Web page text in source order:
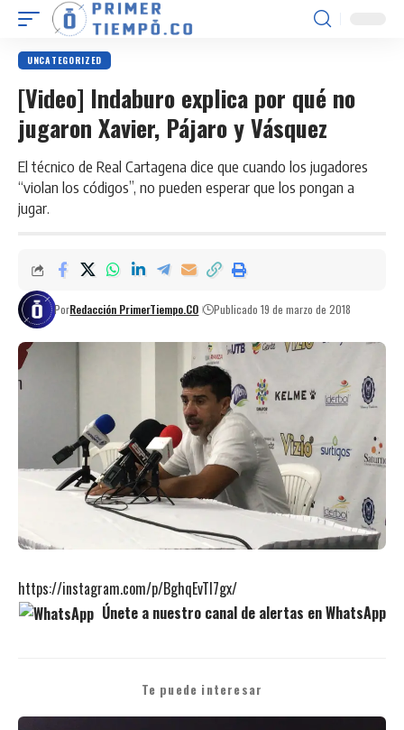
UNCATEGORIZED
[Video] Indaburo explica por qué no
jugaron Xavier, Pájaro y Vásquez
El técnico de Real Cartagena dice que cuando los jugadores
“violan los códigos”, no pueden esperar que los pongan a
jugar.
PorRedacción PrimerTiempo.CO Publicado 19 de marzo de 2018
https://instagram.com/p/BghqEvTl7gx/
Únete a nuestro canal de alertas en WhatsApp
Te puede interesar